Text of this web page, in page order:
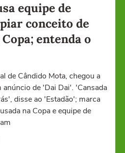
equipe de
conceito de
entenda o
de Cândido Mota, chegou a
anúncio de 'Dai Dai'. 'Cansada
disse ao 'Estadão'; marca
na Copa e equipe de